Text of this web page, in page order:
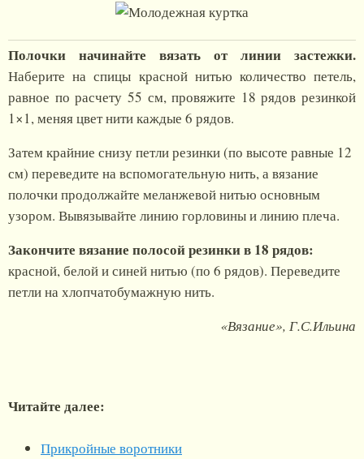
Полочки начинайте вязать от линии застежки.
Наберите на спицы красной нитью количество петель,
равное по расчету 55 см, провяжите 18 рядов резинкой
1×1, меняя цвет нити каждые 6 рядов.
Затем крайние снизу петли резинки (по высоте равные 12
см) переведите на вспомогательную нить, а вязание
полочки продолжайте меланжевой нитью основным
узором. Вывязывайте линию горловины и линию плеча.
Закончите вязание полосой резинки в 18 рядов:
красной, белой и синей нитью (по 6 рядов). Переведите
петли на хлопчатобумажную нить.
«Вязание», Г.С.Ильина
Читайте далее:
Прикройные воротники